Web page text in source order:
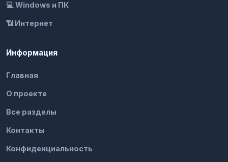
💻 Windows и ПК
📶 Интернет
Информация
Главная
О проекте
Все разделы
Контакты
Конфиденциальность